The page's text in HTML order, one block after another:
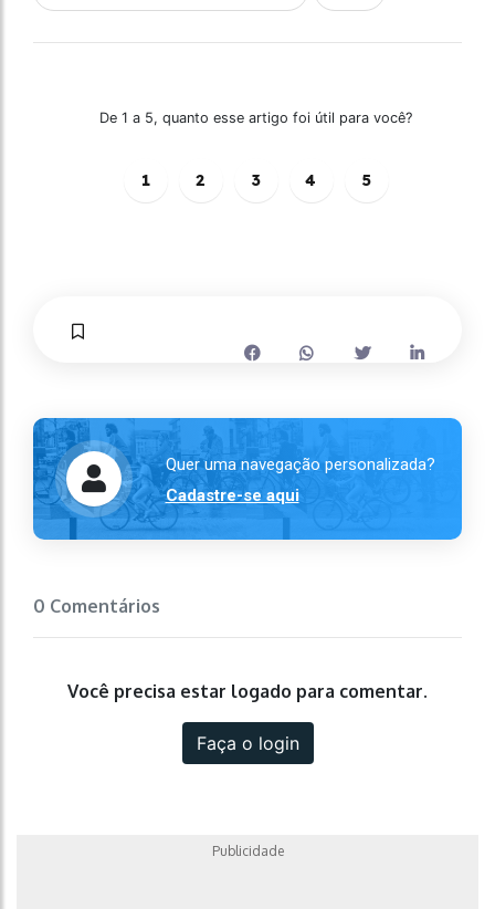
De 1 a 5, quanto esse artigo foi útil para você?
1 2 3 4 5
Quer uma navegação personalizada?
Cadastre-se aqui
0 Comentários
Você precisa estar logado para comentar.
Faça o login
Publicidade